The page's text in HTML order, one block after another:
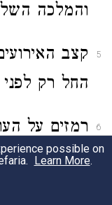
והמלכה
5
קצב
החל רק
6
רמזים על
ערפלי בוקר
והתארכו,
possible on
Learn More.